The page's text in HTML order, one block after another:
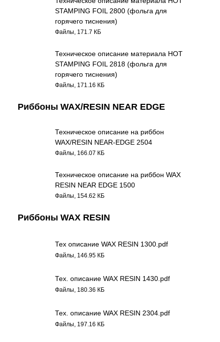
STAMPING FOIL 2800 (фольга для
горячего тиснения)
Файлы, 171.7 КБ
Техническое описание материала HOT
STAMPING FOIL 2818 (фольга для
горячего тиснения)
Файлы, 171.16 КБ
Риббоны WAX/RESIN NEAR EDGE
Техническое описание на риббон
WAX/RESIN NEAR-EDGE 2504
Файлы, 166.07 КБ
Техническое описание на риббон WAX
RESIN NEAR EDGE 1500
Файлы, 154.62 КБ
Риббоны WAX RESIN
Тех описание WAX RESIN 1300.pdf
Файлы, 146.95 КБ
Тех. описание WAX RESIN 1430.pdf
Файлы, 180.36 КБ
Тех. описание WAX RESIN 2304.pdf
Файлы, 197.16 КБ